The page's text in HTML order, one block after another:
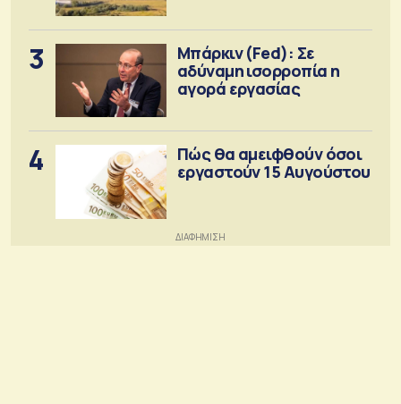
3
Μπάρκιν (Fed): Σε
αδύναμη ισορροπία η
αγορά εργασίας
4
Πώς θα αμειφθούν όσοι
εργαστούν 15 Αυγούστου